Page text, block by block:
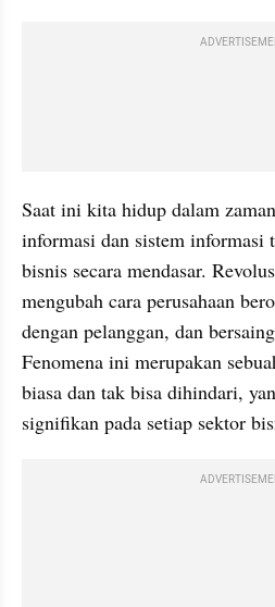
Saat ini kita hidup dalam
informasi dan sistem informasi
bisnis secara mendasar.
mengubah cara perusahaan
dengan pelanggan, dan
Fenomena ini merupakan
biasa dan tak bisa dihindari,
signifikan pada setiap sektor